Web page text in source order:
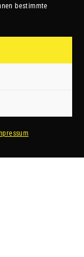
bestimmte